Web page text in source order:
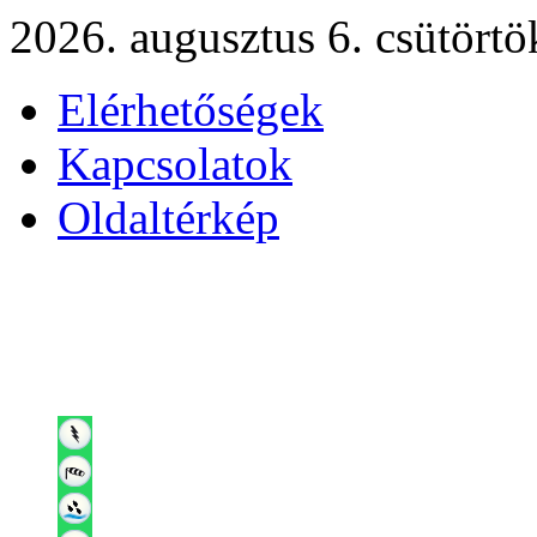
2026. augusztus 6.
Elérhetőségek
Kapcsolatok
Oldaltérkép